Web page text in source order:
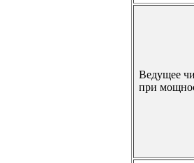
Ведущее
при